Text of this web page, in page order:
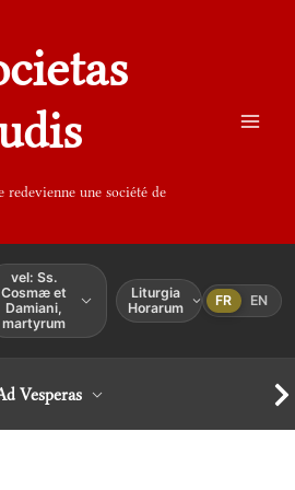
redevienne une société de
vel: Ss.
Cosmæ et
Damiani,
martyrum
Liturgia
Horarum
FR EN
Vesperas